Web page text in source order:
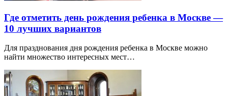
Где отметить день рождения ребенка в Москве —
10 лучших вариантов
Для празднования дня рождения ребенка в Москве можно
найти множество интересных мест…